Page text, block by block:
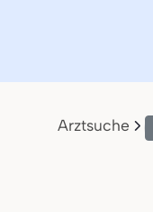
Arztsuche